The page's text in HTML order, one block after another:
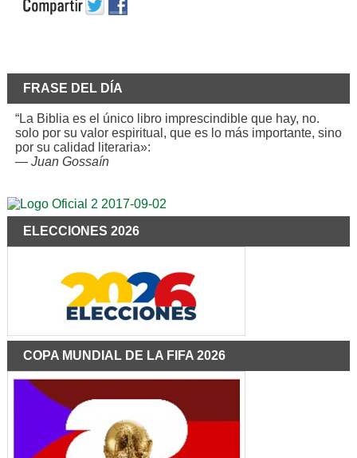
FRASE DEL DÍA
“La Biblia es el único libro imprescindible que hay, no.
solo por su valor espiritual, que es lo más importante, sino
por su calidad literaria»:
— Juan Gossaín
ELECCIONES 2026
COPA MUNDIAL DE LA FIFA 2026